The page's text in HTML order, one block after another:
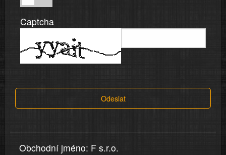
v
dobré
informace
v
uvedena,
jsou
Captcha
Odeslat
Obchodní jméno: F s.r.o.